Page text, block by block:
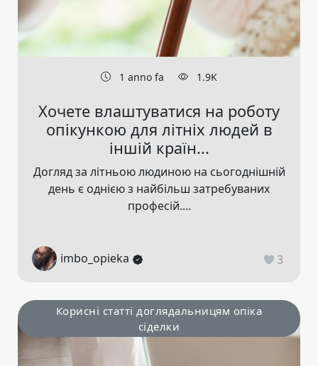
1 anno fa 1.9K
Хочете влаштуватися на роботу
опікункою для літніх людей в
іншій країн...
Догляд за літньою людиною на сьогоднішній
день є однією з найбільш затребуваних
професій....
imbo_opieka 3
Корисні статті доглядальницям опіка
сіделки